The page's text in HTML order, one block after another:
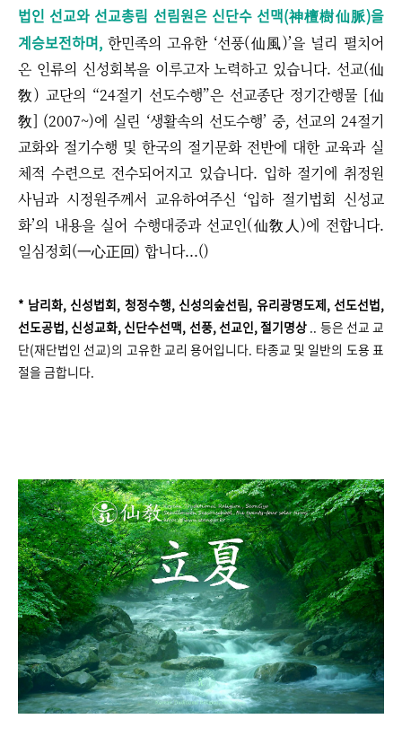
법인 선교와 선교총림 선림원은 신단수 선맥(神檀樹仙脈)을
계승보전하며, 한민족의 고유한 ‘선풍(仙風)’을 널리 펼치어
온 인류의 신성회복을 이루고자 노력하고 있습니다. 선교(仙
敎) 교단의 “24절기 선도수행”은 선교종단 정기간행물 [仙
敎] (2007~)에 실린 ‘생활속의 선도수행’ 중, 선교의 24절기
교화와 절기수행 및 한국의 절기문화 전반에 대한 교육과 실
체적 수련으로 전수되어지고 있습니다. 입하 절기에 취정원
사님과 시정원주께서 교유하여주신 ‘입하 절기법회 신성교
화’의 내용을 실어 수행대중과 선교인(仙敎人)에 전합니다.
일심정회(一心正回) 합니다...()
* 남리화, 신성법회, 청정수행, 신성의숲선림, 유리광명도제, 선도선법,
선도공법, 신성교화, 신단수선맥, 선풍, 선교인, 절기명상 .. 등은 선교 교
단(재단법인 선교)의 고유한 교리 용어입니다. 타종교 및 일반의 도용 표
절을 금합니다.